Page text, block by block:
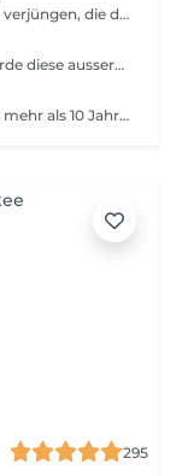
POWER RETINOL hat die Aufgabe, Haut zu verjüngen, die durch natürliche Ursachen oder durch die Sonne gealtert ist (Lichtalterung).
Nach mehr als 15 Jahren auf dem Markt wurde diese aussergewöhnliche Linie weiterentwickelt. ETERNAL stimuliert die Regeneration in jeder einzelnen Hautschicht und kehrt den als Seneszenz bekannten zellulären Alterungsprozess um. Das Ergebnis: verjüngte und regenerierte Haut für dauerhafte Schönheit !
Die Linie CORRECTIVE ist das Ergebnis von mehr als 10 Jahren Erfahrung: eine kosmetische Behandlung, die tiefe Falten und Gesichtslinien schnell und effizient reduziert. Dieses neuartige Produkt kombiniert 3 Wirkmechanismen: Peeling- Auffüllung - Dekontraktion - in einer einzigen Behandlung und wirkt stark glättend, selbst auf tiefe Falten. Dadurch wird erreicht, dass die Falten ab der ersten Behandlung allmählich auf natürliche Weise verschwinden!
295